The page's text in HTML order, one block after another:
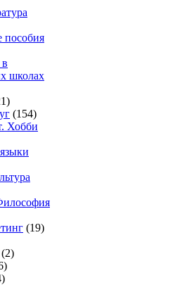
пособия
школах
(154)
Хобби
(19)
(2)